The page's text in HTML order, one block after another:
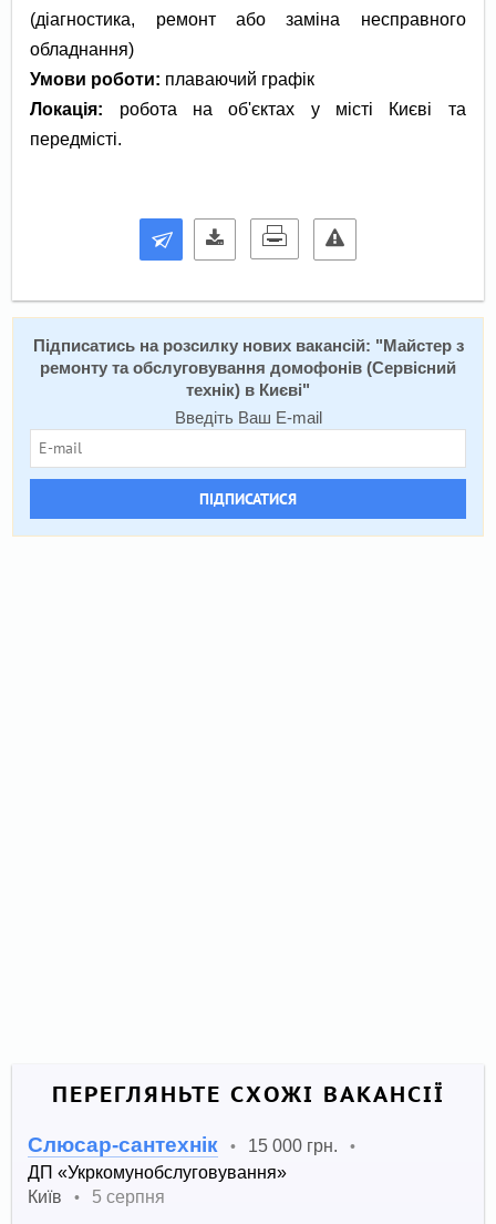
(діагностика, ремонт або заміна несправного
обладнання)
​Умови роботи: плаваючий графік
​Локація: робота на об'єктах у місті Києві та
передмісті.
Підписатись на розсилку нових вакансій: " ​Майстер з
ремонту та обслуговування домофонів (Сервісний
технік) в Києві"
Введіть Ваш E-mail
ПІДПИСАТИСЯ
ПЕРЕГЛЯНЬТЕ СХОЖІ ВАКАНСІЇ
Слюсар-сантехнік • 15 000 грн. •
ДП «Укркомунобслуговування»
Київ
• 5 серпня